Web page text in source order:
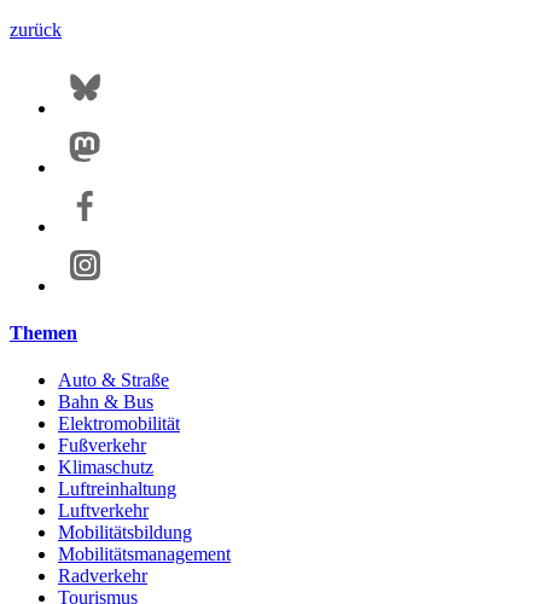
zurück
Themen
Auto & Straße
Bahn & Bus
Elektromobilität
Fußverkehr
Klimaschutz
Luftreinhaltung
Luftverkehr
Mobilitätsbildung
Mobilitätsmanagement
Radverkehr
Tourismus